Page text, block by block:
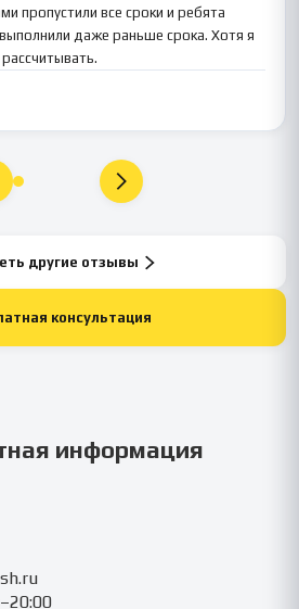
пропустили все сроки и ребята
даже раньше срока. Хотя я
другие отзывы
консультация
информация